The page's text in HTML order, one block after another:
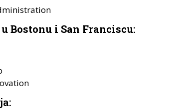
Bostonu i San Franciscu: